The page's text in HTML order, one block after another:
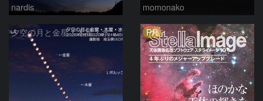
nardis momonako
夕空の月と金星・木星・水星の接近 2026/6/18 PR